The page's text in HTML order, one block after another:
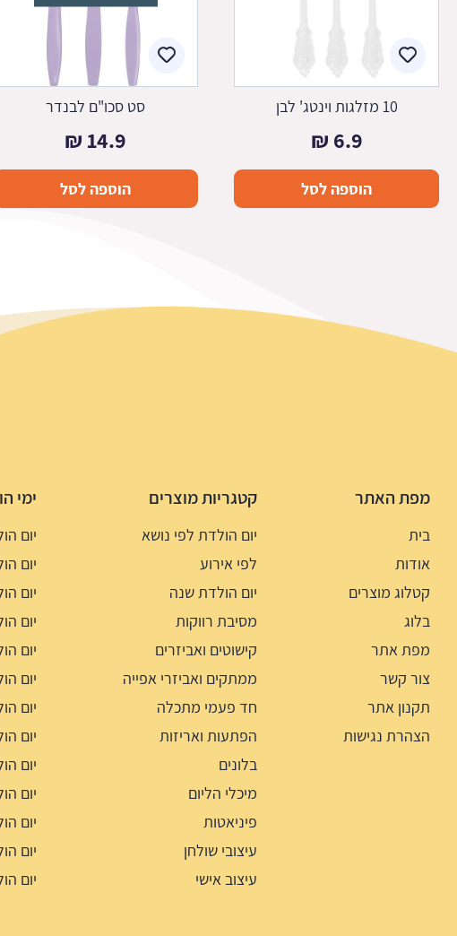
10 מזלגות וינטג' לבן
6.9
₪
הוספה לסל
סט סכו"ם לבנדר
14.9
₪
הוספה לסל
מפת האתר
בית
אודות
קטלוג מוצרים
בלוג
מפת אתר
צור קשר
תקנון אתר
הצהרת נגישות
קטגריות מוצרים
יום הולדת לפי נושא
לפי אירוע
יום הולדת שנה
מסיבת רווקות
קישוטים ואביזרים
ממתקים ואביזרי אפייה
חד פעמי מתכלה
הפתעות ואריזות
בלונים
מיכלי הליום
פיניאטות
עיצובי שולחן
עיצוב אישי
ימי
יום
יום
יום
יום
יום
יום
יום
יום
יום
יום
יום
יום
יום